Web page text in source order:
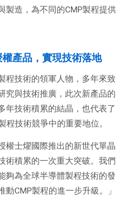
製造，為不同的CMP製程提供
產品，實現技術落地
程技術的領軍人物，多年來致
究與技術推廣，此次新產品的
年技術積累的結晶，也代表了
程技術競爭中的重要地位。
權士燿國際推出的新世代單晶
術積累的一次重大突破。我們
夠為全球半導體製程技術的發
動CMP製程的進一步升級。」